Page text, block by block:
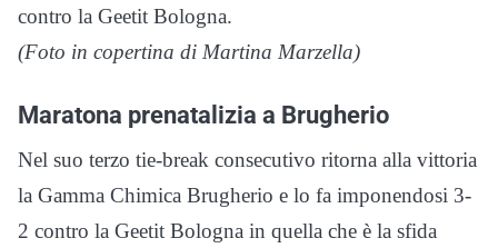
contro la Geetit Bologna.
(Foto in copertina di Martina Marzella)
Maratona prenatalizia a Brugherio
Nel suo terzo tie-break consecutivo ritorna alla vittoria
la Gamma Chimica Brugherio e lo fa imponendosi 3-
2 contro la Geetit Bologna in quella che è la sfida